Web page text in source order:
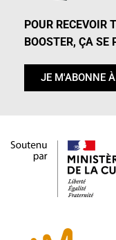
POUR RECEVOIR
BOOSTER, ÇA SE
JE M'ABONNE